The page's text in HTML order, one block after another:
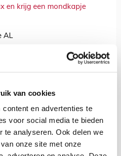
van cookies
en advertenties te
voor social media te bieden
te analyseren. Ook delen we
onze site met onze
en krijg een mondkapje